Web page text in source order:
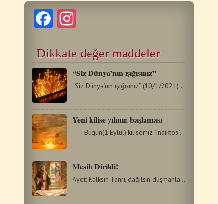
Facebook
Dikkate değer maddeler
“Siz Dünya’nın ışığısınız”
“Siz Dünya’nın ışığısınız” (10/1/2021) …
Yeni kilise yılının başlaması
Bugün(1 Eylül) kilisemiz "indiktos"u yâni…
Mesih Dirildi!
Ayet: Kalksın Tanrı, dağılsın düşmanları, Kaçsın önünden…